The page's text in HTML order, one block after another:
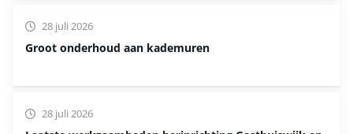
Groot onderhoud aan kademuren
28 juli 2026
28 juli 2026